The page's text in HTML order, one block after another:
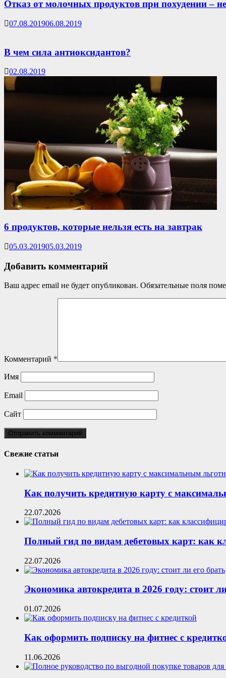
Отказ от молочных продуктов при похудении –
07.08.201906.08.2019
В чем сила антиоксидантов?
02.08.2019
6 продуктов, которые нельзя есть на завтрак
05.03.201905.03.2019
Добавить комментарий
Ваш адрес email не будет опубликован. Обязательные поля
Комментарий *
Имя
Email
Сайт
Свежие статьи
Как получить кредитную карту с
22.07.2026
Полный гид по видам дебетовых карт: как
22.07.2026
Экономика автокредита в 2026 году: стоит
01.07.2026
Как оформить подписку на фитнес с
11.06.2026